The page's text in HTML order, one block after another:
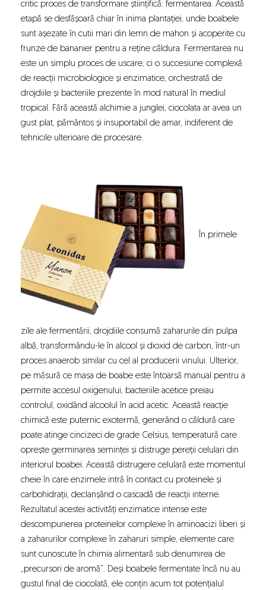
critic proces de transformare științifică: fermentarea. Această
etapă se desfășoară chiar în inima plantației, unde boabele
sunt așezate în cutii mari din lemn de mahon și acoperite cu
frunze de bananier pentru a reține căldura. Fermentarea nu
este un simplu proces de uscare, ci o succesiune complexă
de reacții microbiologice și enzimatice, orchestrată de
drojdiile și bacteriile prezente în mod natural în mediul
tropical. Fără această alchimie a junglei, ciocolata ar avea un
gust plat, pământos și insuportabil de amar, indiferent de
tehnicile ulterioare de procesare.
În primele
zile ale fermentării, drojdiile consumă zaharurile din pulpa
albă, transformându-le în alcool și dioxid de carbon, într-un
proces anaerob similar cu cel al producerii vinului. Ulterior,
pe măsură ce masa de boabe este întoarsă manual pentru a
permite accesul oxigenului, bacteriile acetice preiau
controlul, oxidând alcoolul în acid acetic. Această reacție
chimică este puternic exotermă, generând o căldură care
poate atinge cincizeci de grade Celsius, temperatură care
oprește germinarea seminței și distruge pereții celulari din
interiorul boabei. Această distrugere celulară este momentul
cheie în care enzimele intră în contact cu proteinele și
carbohidrații, declanșând o cascadă de reacții interne.
Rezultatul acestei activități enzimatice intense este
descompunerea proteinelor complexe în aminoacizi liberi și
a zaharurilor complexe în zaharuri simple, elemente care
sunt cunoscute în chimia alimentară sub denumirea de
„precursori de aromă”. Deși boabele fermentate încă nu au
gustul final de ciocolată, ele conțin acum tot potențialul